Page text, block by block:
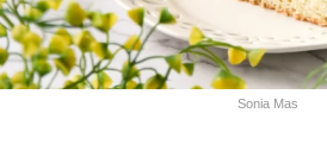
Sonia Mas